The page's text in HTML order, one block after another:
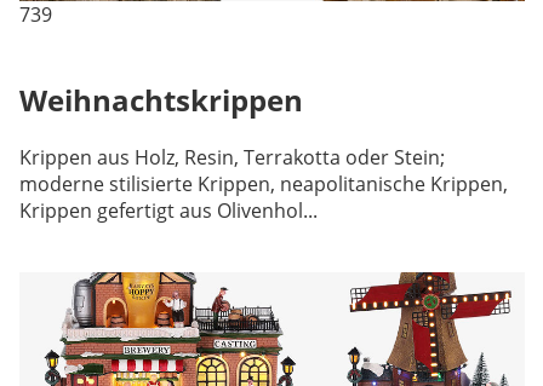
739
Weihnachtskrippen
Krippen aus Holz, Resin, Terrakotta oder Stein;
moderne stilisierte Krippen, neapolitanische Krippen,
Krippen gefertigt aus Olivenhol...